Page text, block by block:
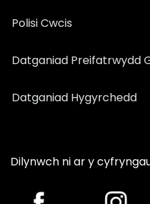
Polisi Cwcis
Datganiad Preifatrwydd
Datganiad Hygyrchedd
Dilynwch ni ar y